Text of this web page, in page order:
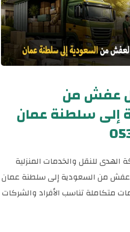
عفش من
إلى سلطنة عمان
للنقل والخدمات المنزلية
من السعودية إلى سلطنة عمان
بخدمات متكاملة تناسب الأفراد والشركات